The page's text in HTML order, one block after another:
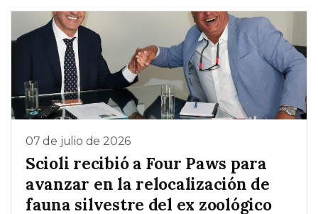
07 de julio de 2026
Scioli recibió a Four Paws para
avanzar en la relocalización de
fauna silvestre del ex zoológico